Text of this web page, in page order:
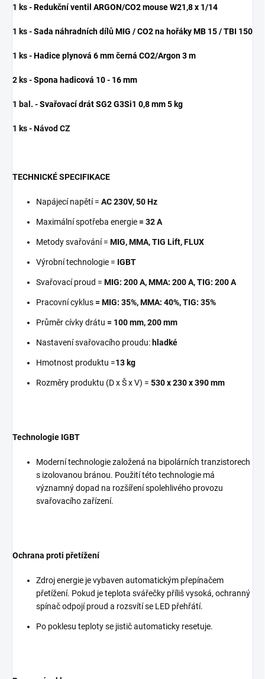
1 ks -Redukční ventil ARGON/CO2 mouse W21,8 x 1/14
1 ks -Sada náhradních dílů MIG / CO2 na hořáky MB 15 / TBI 150
1 ks -Hadice plynová 6 mm černá CO2/Argon 3 m
2 ks -Spona hadicová 10 - 16 mm
1 bal. -Svařovací drát SG2 G3Si1 0,8 mm 5 kg
1 ks - Návod CZ
TECHNICKÉ SPECIFIKACE
Napájecí napětí = AC 230V, 50 Hz
Maximální spotřeba energie = 32 A
Metody svařování = MIG, MMA, TIG Lift, FLUX
Výrobní technologie = IGBT
Svařovací proud = MIG: 200 A, MMA: 200 A, TIG: 200 A
Pracovní cyklus = MIG: 35%, MMA: 40%, TIG: 35%
Průměr cívky drátu = 100 mm, 200 mm
Nastavení svařovacího proudu: hladké
Hmotnost produktu =13 kg
Rozměry produktu (D x Š x V) = 530 x 230 x 390 mm
Technologie IGBT
Moderní technologie založená na bipolárních tranzistorech
s izolovanou bránou. Použití této technologie má
významný dopad na rozšíření spolehlivého provozu
svařovacího zařízení.
Ochrana proti přetížení
Zdroj energie je vybaven automatickým přepínačem
přetížení. Pokud je teplota svářečky příliš vysoká, ochranný
spínač odpojí proud a rozsvítí se LED přehřátí.
Po poklesu teploty se jistič automaticky resetuje.